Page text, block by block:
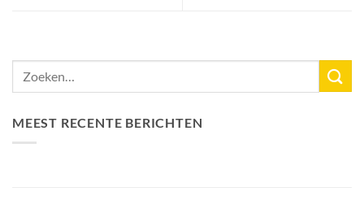
MEEST RECENTE BERICHTEN